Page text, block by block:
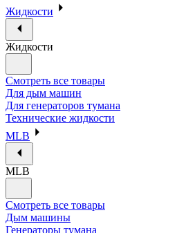
Жидкости
Жидкости
Смотреть все товары
Для дым машин
Для генераторов тумана
Технические жидкости
MLB
MLB
Смотреть все товары
Дым машины
Генераторы тумана